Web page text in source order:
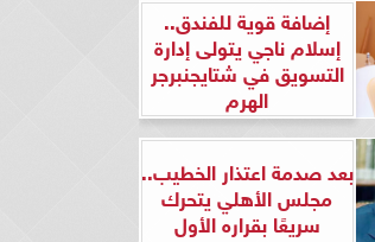
إضافة قوية للفندق..
إسلام ناجي يتولى إدارة
التسويق في شتايجنبرجر
الهرم
بعد صدمة اعتذار الخطيب..
مجلس الأهلي يتحرك
سريعًا بقراره الأول